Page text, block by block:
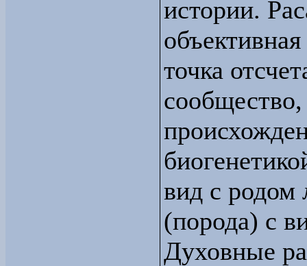
истории.
точка
вид с родом
(порода) с
Духовные